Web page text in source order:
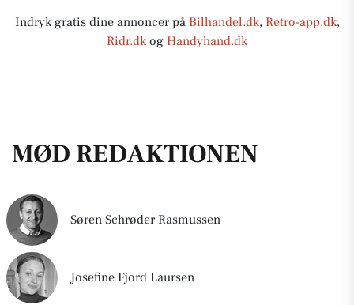
Indryk gratis dine annoncer på Bilhandel.dk, Retro-app.dk,
Ridr.dkog Handyhand.dk
MØD REDAKTIONEN
Søren Schrøder Rasmussen
Josefine Fjord Laursen